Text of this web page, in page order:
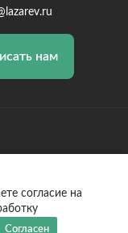
нам
согласие на
Согласен